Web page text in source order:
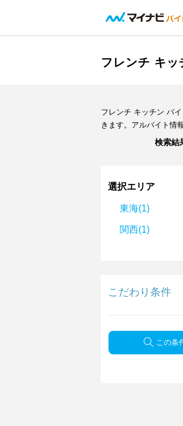
フレンチ キ
フレンチ キッチン バ
きます。アルバイト情
検索結
選択エリア
東海(1)
関西(1)
こだわり条件
この条